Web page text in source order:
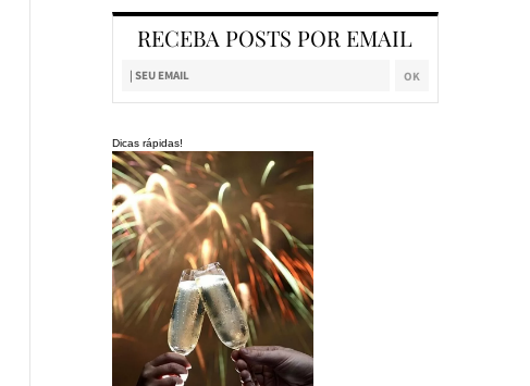
RECEBA POSTS POR EMAIL
Dicas rápidas!